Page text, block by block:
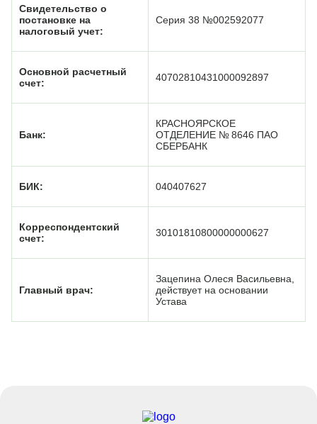
Свидетельство о
постановке на
налоговый учет:
Серия 38 №002592077
Основной расчетный
счет:
40702810431000092897
Банк:
КРАСНОЯРСКОЕ
ОТДЕЛЕНИЕ № 8646 ПАО
СБЕРБАНК
БИК: 040407627
Корреспондентский
счет:
30101810800000000627
Главный врач:
Зацепина Олеся Васильевна,
действует на основании
Устава